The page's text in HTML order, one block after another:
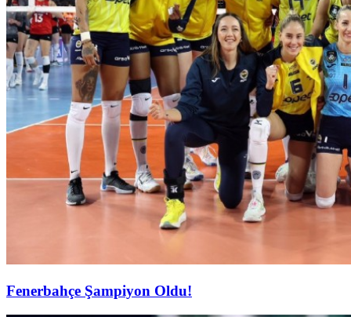
Fenerbahçe Şampiyon Oldu!